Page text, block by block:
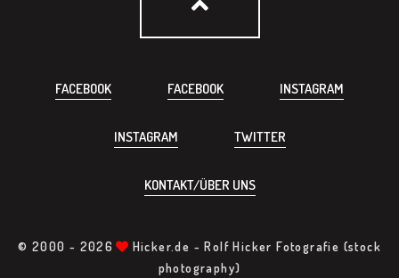
FACEBOOK FACEBOOK INSTAGRAM
INSTAGRAM TWITTER
KONTAKT/ÜBER UNS
© 2000 - 2026
Hicker.de - Rolf Hicker Fotografie (stock
photography)